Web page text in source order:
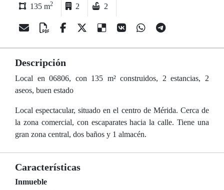
135 m2 2 2
Descripción
Local en 06806, con 135 m² construidos, 2 estancias, 2
aseos, buen estado
Local espectacular, situado en el centro de Mérida. Cerca de
la zona comercial, con escaparates hacia la calle. Tiene una
gran zona central, dos baños y 1 almacén.
Características
Inmueble